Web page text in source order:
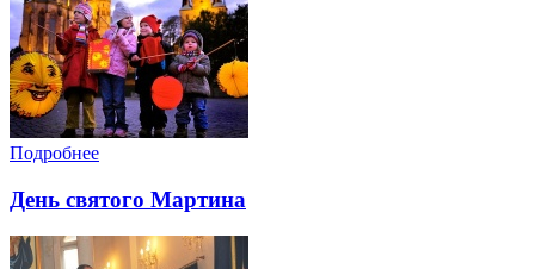
Подробнее
День святого Мартина